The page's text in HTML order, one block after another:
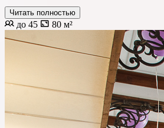
Читать полностью
до 45 80 м²